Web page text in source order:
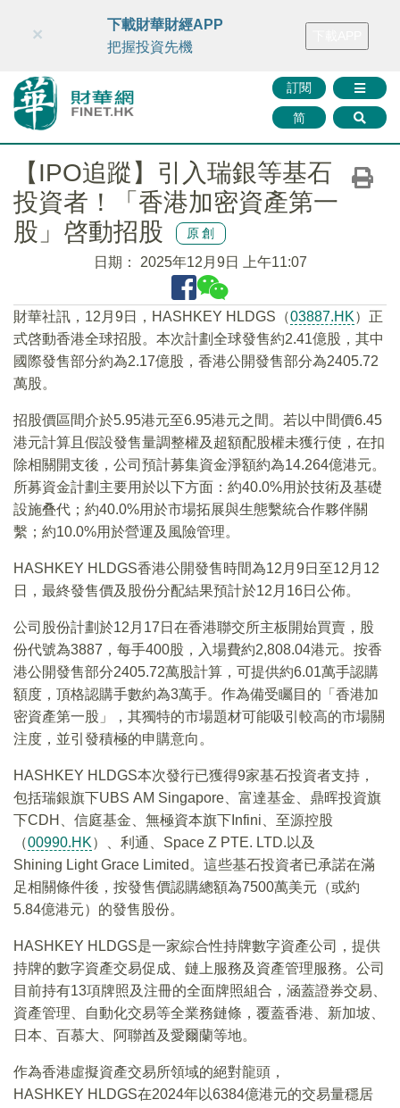
財華智庫網 FINTV FINMETA 財華證券 媒體矩陣
訂閱
简
×
下載財華財經APP
把握投資先機
【IPO追蹤】引入瑞銀等基石
投資者！「香港加密資產第一
股」啓動招股
原創
日期： 2025年12月9日 上午11:07
財華社訊，12月9日，HASHKEY HLDGS（03887.HK）正
式啓動香港全球招股。本次計劃全球發售約2.41億股，其中
國際發售部分約為2.17億股，香港公開發售部分為2405.72
萬股。
招股價區間介於5.95港元至6.95港元之間。若以中間價6.45
港元計算且假設發售量調整權及超額配股權未獲行使，在扣
除相關開支後，公司預計募集資金淨額約為14.264億港元。
所募資金計劃主要用於以下方面：約40.0%用於技術及基礎
設施叠代；約40.0%用於市場拓展與生態繫統合作夥伴關
繫；約10.0%用於營運及風險管理。
HASHKEY HLDGS香港公開發售時間為12月9日至12月12
日，最終發售價及股份分配結果預計於12月16日公佈。
公司股份計劃於12月17日在香港聯交所主板開始買賣，股
份代號為3887，每手400股，入場費約2,808.04港元。按香
港公開發售部分2405.72萬股計算，可提供約6.01萬手認購
額度，頂格認購手數約為3萬手。作為備受矚目的「香港加
密資產第一股」，其獨特的市場題材可能吸引較高的市場關
注度，並引發積極的申購意向。
HASHKEY HLDGS本次發行已獲得9家基石投資者支持，
包括瑞銀旗下UBS AM Singapore、富達基金、鼎晖投資旗
下CDH、信庭基金、無極資本旗下Infini、至源控股
（00990.HK）、利通、Space Z PTE. LTD.以及
Shining Light Grace Limited。這些基石投資者已承諾在滿
足相關條件後，按發售價認購總額為7500萬美元（或約
5.84億港元）的發售股份。
HASHKEY HLDGS是一家綜合性持牌數字資產公司，提供
持牌的數字資產交易促成、鏈上服務及資產管理服務。公司
目前持有13項牌照及注冊的全面牌照組合，涵蓋證券交易、
資產管理、自動化交易等全業務鏈條，覆蓋香港、新加坡、
日本、百慕大、阿聯酋及愛爾蘭等地。
作為香港虛擬資產交易所領域的絕對龍頭，
HASHKEY HLDGS在2024年以6384億港元的交易量穩居